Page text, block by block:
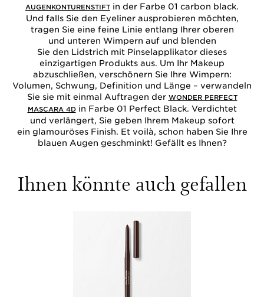
AUGENKONTURENSTIFT in der Farbe 01 carbon black.
Und falls Sie den Eyeliner ausprobieren möchten,
tragen Sie eine feine Linie entlang Ihrer oberen
und unteren Wimpern auf und blenden
Sie den Lidstrich mit Pinselapplikator dieses
einzigartigen Produkts aus. Um Ihr Makeup
abzuschließen, verschönern Sie Ihre Wimpern:
Volumen, Schwung, Definition und Länge – verwandeln
Sie sie mit einmal Auftragen der WONDER PERFECT
MASCARA 4Din Farbe 01 Perfect Black. Verdichtet
und verlängert, Sie geben Ihrem Makeup sofort
ein glamouröses Finish. Et voilà, schon haben Sie Ihre
blauen Augen geschminkt! Gefällt es Ihnen?
Ihnen könnte auch gefallen